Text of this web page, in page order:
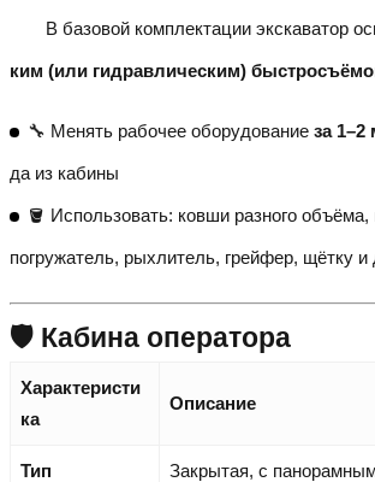
В базовой комплектации экскаватор
ким (или гидравлическим)
🔧 Менять рабочее оборудование за 1–2
да из кабины
🪣 Использовать: ковши разного объёма,
погружатель, рыхлитель, грейфер, щётку и
🛡️ Кабина оператора
Характеристи
ка
Описание
Тип Закрытая, с